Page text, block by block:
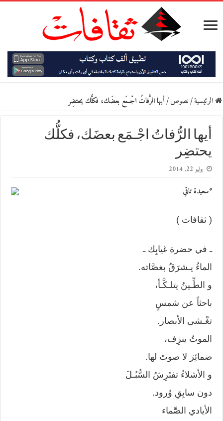
الرئيسية/نصوص/أيها الرُّفاتُ اجْـمَع بعضَك، فكلُّك يحتضِر
أيها الرُّفاتُ اجْـمَع بعضَك، فكلُّك
يحتضِر
يوليو 22, 2014
*سعيدة تاقي
( ثقافات )
ـ في حضرة غيابِك ـ
الماءُ يـشرَقُ بغصَّاته.
و الطِّـينُ يتلـكَّـأ،
باحثاً عن شمسٍ
تغْـشى الأبصار.
الموتُ ينزِف،
ضمائِرَ لا صوتَ لها.
و الأشلاءُ تفتَرِشُ السُّبُـلَ
دون سابِقِ وُرود.
الأيادي الصَّماء